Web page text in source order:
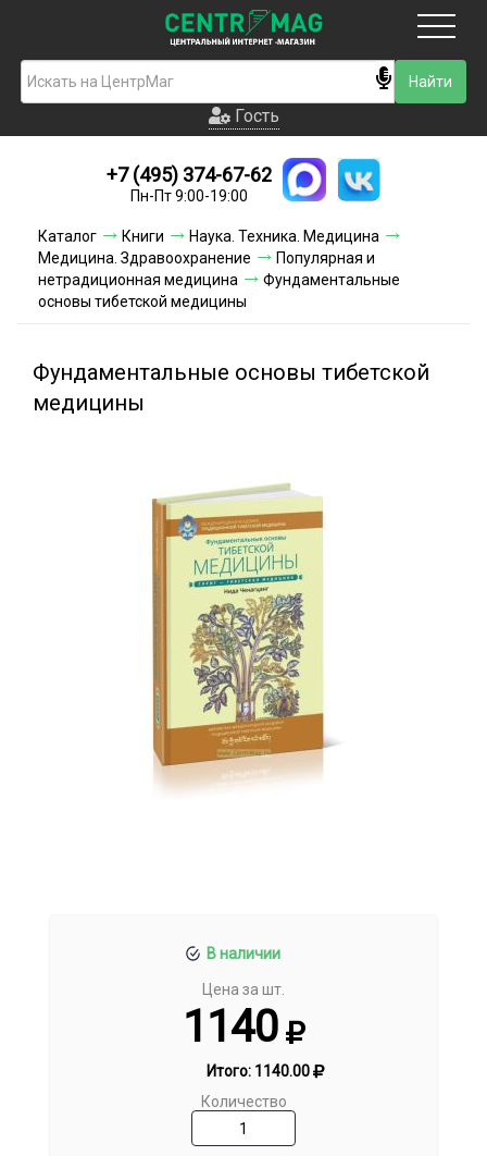
Гость
Новинки
Условия доставки
Условия оплаты
Акции и скидки
Гость
+7 (495) 374-67-62
Пн-Пт 9:00-19:00
Каталог Книги
Наука. Техника. Медицина
Медицина. Здравоохранение
Популярная и
нетрадиционная медицина
Фундаментальные
основы тибетской медицины
Фундаментальные основы тибетской
медицины
В наличии
Цена за шт.
1140
Итого: 1140.00
Количество